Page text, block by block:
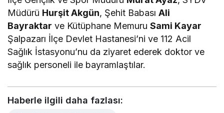
Müdürü Hurşit Akgün, Şehit BabasıAli
Bayraktar ve Kütüphane MemuruSami Kayar
Şalpazarı İlçe Devlet Hastanesi’ni ve 112 Acil
Sağlık İstasyonu’nu da ziyaret ederek doktor ve
sağlık personeli ile bayramlaştılar.
Haberle ilgili daha fazlası: